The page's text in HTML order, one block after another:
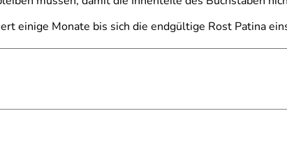
einige Monate bis sich die endgültige Rost Patina